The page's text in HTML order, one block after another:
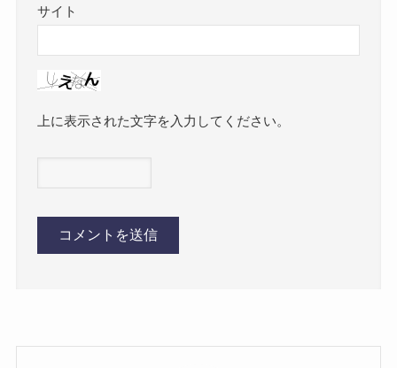
サイト
上に表示された文字を入力してください。